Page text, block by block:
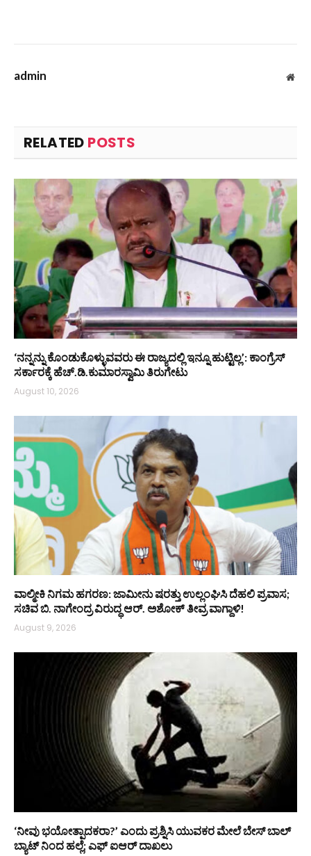
admin
RELATED POSTS
‘ನನ್ನನ್ನು ಕೊಂಡುಕೊಳ್ಳುವವರು ಈ ರಾಜ್ಯದಲ್ಲಿ ಇನ್ನೂ ಹುಟ್ಟಿಲ್ಲ’: ಕಾಂಗ್ರೆಸ್
ಸರ್ಕಾರಕ್ಕೆ ಹೆಚ್.ಡಿ.ಕುಮಾರಸ್ವಾಮಿ ತಿರುಗೇಟು
August 10, 2026
ವಾಲ್ಮೀಕಿ ನಿಗಮ ಹಗರಣ: ಜಾಮೀನು ಷರತ್ತು ಉಲ್ಲಂಘಿಸಿ ದೆಹಲಿ ಪ್ರವಾಸ;
ಸಚಿವ ಬಿ. ನಾಗೇಂದ್ರ ವಿರುದ್ಧ ಆರ್. ಅಶೋಕ್ ತೀವ್ರ ವಾಗ್ದಾಳಿ!
August 9, 2026
‘ನೀವು ಭಯೋತ್ಪಾದಕರಾ?’ ಎಂದು ಪ್ರಶ್ನಿಸಿ ಯುವಕರ ಮೇಲೆ ಬೇಸ್‌ ಬಾಲ್
ಬ್ಯಾಟ್‌ ನಿಂದ ಹಲ್ಲೆ; ಎಫ್‌ ಐಆರ್ ದಾಖಲು